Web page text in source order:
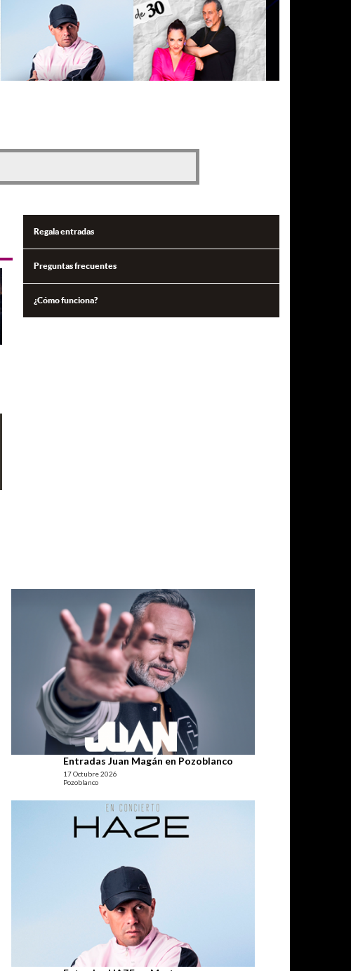
Regala entradas
Preguntas frecuentes
¿Cómo funciona?
Entradas Juan Magán en Pozoblanco
17 Octubre 2026
Pozoblanco